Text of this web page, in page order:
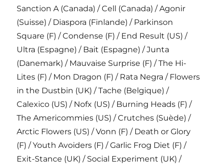
Sanction A (Canada) / Cell (Canada) / Agonir
(Suisse) / Diaspora (Finlande) / Parkinson
Square (F) / Condense (F) / End Result (US) /
Ultra (Espagne) / Bait (Espagne) / Junta
(Danemark) / Mauvaise Surprise (F) / The Hi-
Lites (F) / Mon Dragon (F) / Rata Negra / Flowers
in the Dustbin (UK) / Tache (Belgique) /
Calexico (US) / Nofx (US) / Burning Heads (F) /
The Americommies (US) / Crutches (Suède) /
Arctic Flowers (US) / Vonn (F) / Death or Glory
(F) / Youth Avoiders (F) / Garlic Frog Diet (F) /
Exit-Stance (UK) / Social Experiment (UK) /